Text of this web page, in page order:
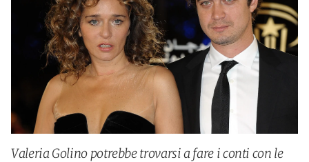
Valeria Golino potrebbe trovarsi a fare i conti con le